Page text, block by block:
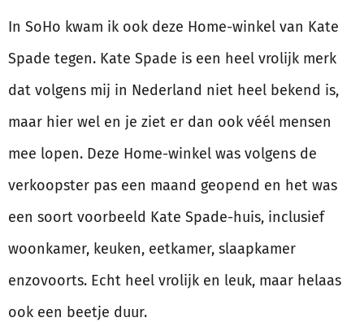
In SoHo kwam ik ook deze Home-winkel van Kate
Spade tegen. Kate Spade is een heel vrolijk merk
dat volgens mij in Nederland niet heel bekend is,
maar hier wel en je ziet er dan ook véél mensen
mee lopen. Deze Home-winkel was volgens de
verkoopster pas een maand geopend en het was
een soort voorbeeld Kate Spade-huis, inclusief
woonkamer, keuken, eetkamer, slaapkamer
enzovoorts. Echt heel vrolijk en leuk, maar helaas
ook een beetje duur.